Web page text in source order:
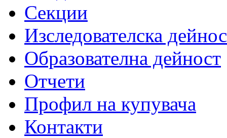
Секции
Изследователска
Образователна дейност
Отчети
Профил на купувача
Контакти